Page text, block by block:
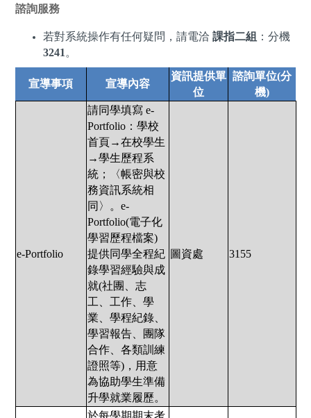
諮詢服務
若對系統操作有任何疑問，請電洽 課指二組 ：分機
3241 。
宣導事項 宣導內容
資訊提供單
位
諮詢單位(分
機)
e-Portfolio
請同學填寫 e-
Portfolio：學校
首頁→在校學生
→學生歷程系
統；〈帳密與校
務資訊系統相
同〉。e-
Portfolio(電子化
學習歷程檔案)
提供同學全程紀
錄學習經驗與成
就(社團、志
工、工作、學
業、學程紀錄、
學習報告、團隊
合作、各類訓練
證照等)，用意
為協助學生準備
升學就業履歷。
圖資處 3155
於每學期期末考